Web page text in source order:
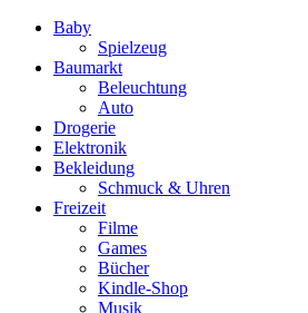
Baby
Spielzeug
Baumarkt
Beleuchtung
Auto
Drogerie
Elektronik
Bekleidung
Schmuck & Uhren
Freizeit
Filme
Games
Bücher
Kindle-Shop
Musik